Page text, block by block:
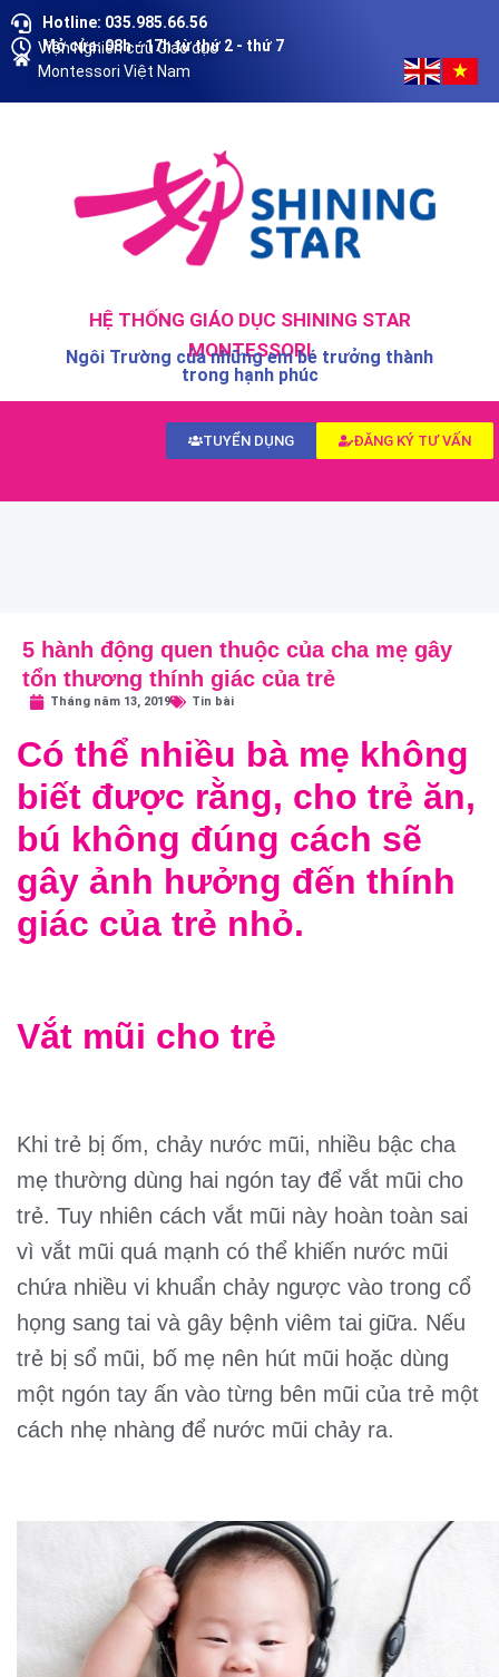
Hotline: 035.985.66.56
Mở cửa: 08h - 17h từ thứ 2 - thứ 7
Viện Nghiên cứu Giáo dục
Montessori Việt Nam
HỆ THỐNG GIÁO DỤC SHINING STAR
MONTESSORI
Ngôi Trường của những em bé trưởng thành
trong hạnh phúc
ĐĂNG KÝ TƯ VẤN
TUYỂN DỤNG
5 hành động quen thuộc của cha mẹ gây
tổn thương thính giác của trẻ
Tháng năm 13, 2019 Tin bài
Có thể nhiều bà mẹ không
biết được rằng, cho trẻ ăn,
bú không đúng cách sẽ
gây ảnh hưởng đến thính
giác của trẻ nhỏ.
Vắt mũi cho trẻ
Khi trẻ bị ốm, chảy nước mũi, nhiều bậc cha
mẹ thường dùng hai ngón tay để vắt mũi cho
trẻ. Tuy nhiên cách vắt mũi này hoàn toàn sai
vì vắt mũi quá mạnh có thể khiến nước mũi
chứa nhiều vi khuẩn chảy ngược vào trong cổ
họng sang tai và gây bệnh viêm tai giữa. Nếu
trẻ bị sổ mũi, bố mẹ nên hút mũi hoặc dùng
một ngón tay ấn vào từng bên mũi của trẻ một
cách nhẹ nhàng để nước mũi chảy ra.